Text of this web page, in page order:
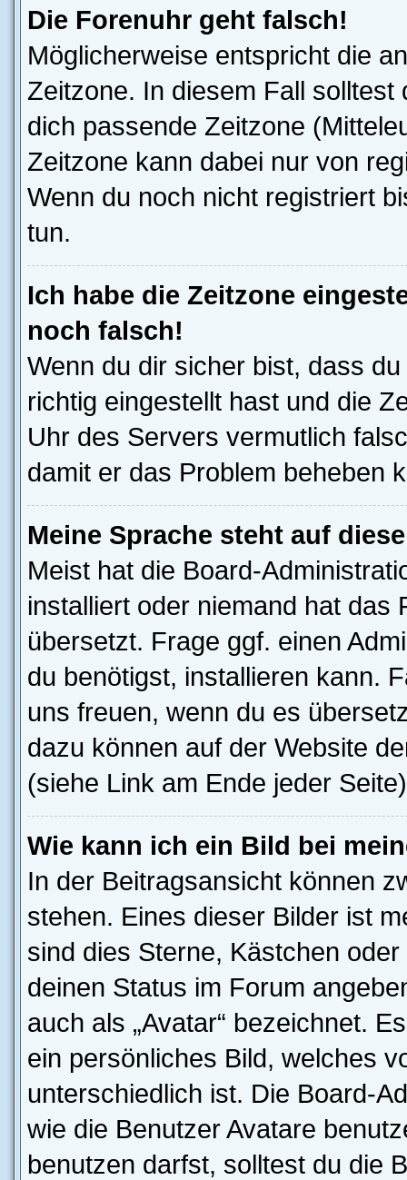
Die Forenuhr geht falsch!
Möglicherweise entspricht die
Zeitzone. In diesem Fall solltest
dich passende Zeitzone
Zeitzone kann dabei nur von
Wenn du noch nicht registriert
tun.
Ich habe die Zeitzone
noch falsch!
Wenn du dir sicher bist, dass
richtig eingestellt hast und die
Uhr des Servers vermutlich
damit er das Problem beheben
Meine Sprache steht auf
Meist hat die Board-
installiert oder niemand hat das
übersetzt. Frage ggf. einen
du benötigst, installieren kann.
uns freuen, wenn du es
dazu können auf der Website
(siehe Link am Ende jeder
Wie kann ich ein Bild bei
In der Beitragsansicht können
stehen. Eines dieser Bilder ist
sind dies Sterne, Kästchen
deinen Status im Forum
auch als „Avatar“ bezeichnet.
ein persönliches Bild, welches
unterschiedlich ist. Die Board-
wie die Benutzer Avatare
benutzen darfst, solltest du die